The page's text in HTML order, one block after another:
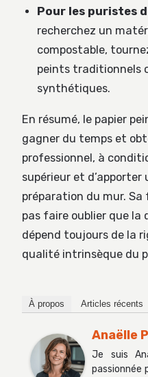
Pour les puristes
recherchez un
compostable,
peints traditionnels
synthétiques.
En résumé, le papier
gagner du temps et
professionnel, à
supérieur et d’apporter
préparation du mur.
pas faire oublier que la
dépend toujours de la
qualité intrinsèque du
À propos Articles récents
Anaëlle
Je suis
passionnée